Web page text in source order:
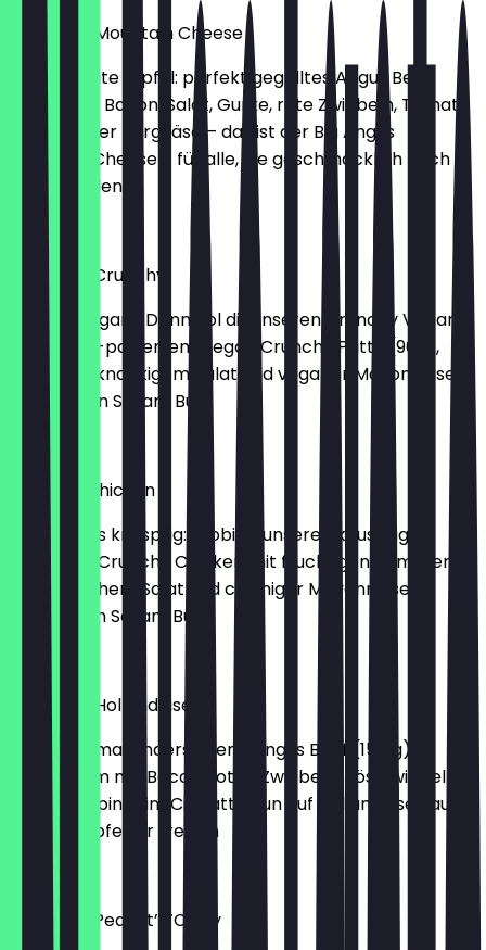
Big Angus Mountain Cheese
Der absolute Gipfel: perfekt gegrilltes Angus Beef,
knuspriger Bacon, Salat, Gurke, rote Zwiebeln, Tomate
und würziger Bergkäse – das ist der Big Angus
Mountain Cheese – für alle, die geschmacklich hoch
hinaus wollen!
Meatfree Crunchy
Lust auf vegan? Dann hol dir unseren Crunchy Vegan
mit würzig-paniertem Vegan Crunchy Patty (90g),
Tomaten, knackigem Salat und veganer Mayonnaise
im veganen Sesam Bun.
Crunchy Chicken
Jetzt wird’s knusprig: Probier’ unseren knusprig-
panierten Crunchy Chicken mit fruchtigen Tomaten,
knackfrischem Salat und cremiger Mayonnaise im
klassischen Sesam Bun.
Big Angus Hollandaise
Big Angus mal anders: Wenn Angus Beef (150 g)
gemeinsam mit Bacon, roten Zwiebeln, Röstzwiebeln
und Babyspinat im Ciabatta Bun auf Hollandaise Sauce
und Steakpfeffer treffen
Meatfree Peanut’n’Curry